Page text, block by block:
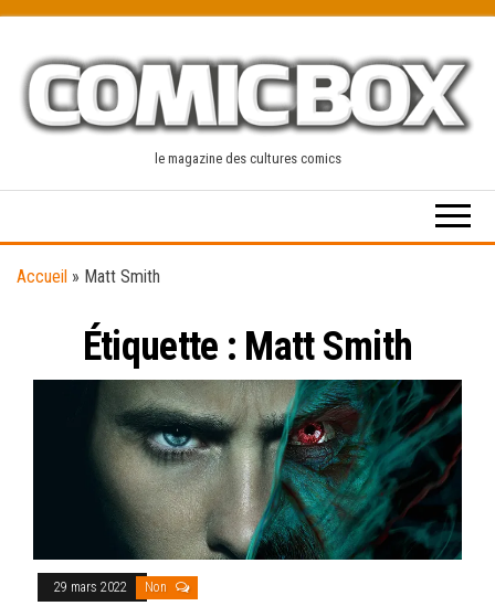
content
le magazine des cultures comics
Accueil » Matt Smith
Étiquette : Matt Smith
29 mars 2022 Non